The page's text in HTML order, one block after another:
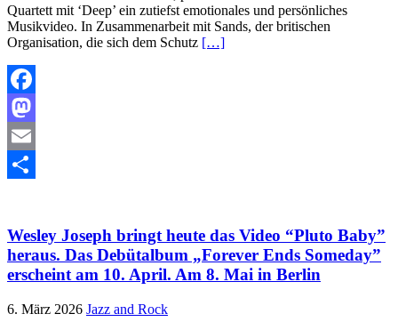
Quartett mit ‘Deep’ ein zutiefst emotionales und persönliches
Musikvideo. In Zusammenarbeit mit Sands, der britischen
Organisation, die sich dem Schutz […]
Facebook
Mastodon
Email
Wesley Joseph bringt heute das Video “Pluto Baby”
heraus. Das Debütalbum „Forever Ends Someday”
erscheint am 10. April. Am 8. Mai in Berlin
6. März 2026 Jazz and Rock